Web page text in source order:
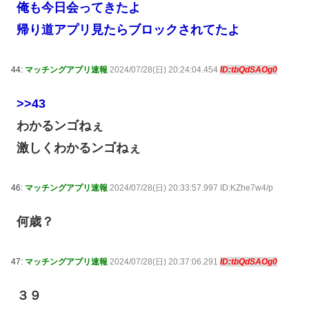
俺も今日会ってきたよ
帰り道アプリ見たらブロックされてたよ
44: マッチングアプリ速報 2024/07/28(日) 20:24:04.454 ID:tbQdSAOg0
>>43
わかるンゴねぇ
激しくわかるンゴねぇ
46: マッチングアプリ速報 2024/07/28(日) 20:33:57.997 ID:KZhe7w4/p
何歳？
47: マッチングアプリ速報 2024/07/28(日) 20:37:06.291 ID:tbQdSAOg0
３９